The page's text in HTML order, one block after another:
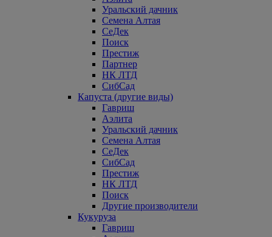
Уральский дачник
Семена Алтая
СеДек
Поиск
Престиж
Партнер
НК ЛТД
СибСад
Капуста (другие виды)
Гавриш
Аэлита
Уральский дачник
Семена Алтая
СеДек
СибСад
Престиж
НК ЛТД
Поиск
Другие производители
Кукуруза
Гавриш